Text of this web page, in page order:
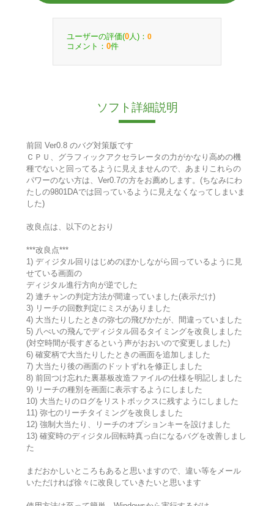
ユーザーの評価(0 人)： 0
コメント： 0件
ソフト詳細説明
前回 Ver0.8 のバグ対策版です
ＣＰＵ、グラフィックアクセラレータの力がかなり高めの機
種でないと回ってるように見えませんので、あまりこれらの
パワーのない方は、Ver0.7の方をお薦めします。(ちなみにわ
たしの9801DAでは回っているように見えなくなってしまいま
した)
改良点は、以下のとおり
***改良点***
1) ディジタル回りはじめのぼかしながら回っているように見
せている画面の
ディジタル進行方向が逆でした
2) 連チャンの判定方法が間違っていました(表示だけ)
3) リーチの回数判定にミスがありました
4) 大当たりしたときの弥七の飛びかたが、間違っていました
5) 八べいの飛んでディジタル回るタイミングを改良しました
(対空時間が長すぎるという声がおおいので変更しました)
6) 確変柄で大当たりしたときの画面を追加しました
7) 大当たり後の画面のドットずれを修正しました
8) 前回つけ忘れた裏基板改造ファイルの仕様を明記しました
9) リーチの種別を画面に表示するようにしました
10) 大当たりのログをリストボックスに残すようにしました
11) 弥七のリーチタイミングを改良しました
12) 強制大当たり、リーチのオプションキーを設けました
13) 確変時のディジタル回転時真っ白になるバグを改善しまし
た
まだおかしいところもあると思いますので、違い等をメール
いただければ徐々に改良していきたいと思います